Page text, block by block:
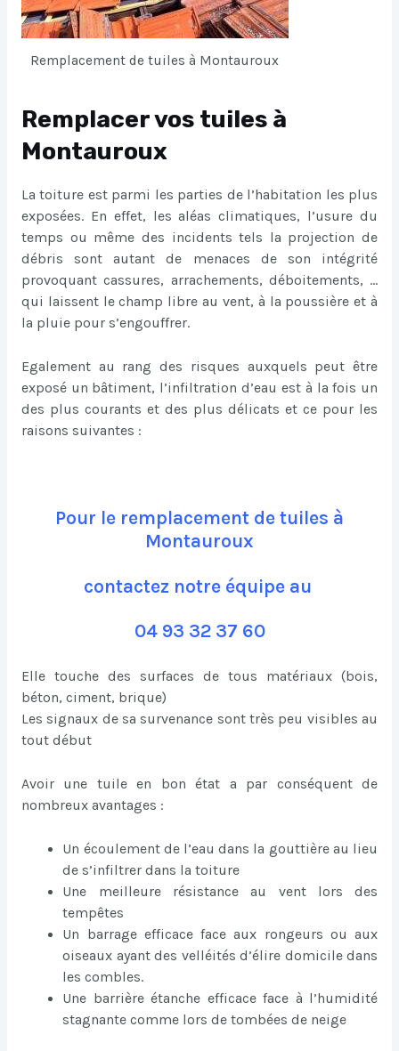
Remplacement de tuiles à Montauroux
Remplacer vos tuiles à
Montauroux
La toiture est parmi les parties de l’habitation les plus
exposées. En effet, les aléas climatiques, l’usure du
temps ou même des incidents tels la projection de
débris sont autant de menaces de son intégrité
provoquant cassures, arrachements, déboitements, …
qui laissent le champ libre au vent, à la poussière et à
la pluie pour s’engouffrer.
Egalement au rang des risques auxquels peut être
exposé un bâtiment, l’infiltration d’eau est à la fois un
des plus courants et des plus délicats et ce pour les
raisons suivantes :
Pour le remplacement de tuiles à
Montauroux
contactez notre équipe au
04 93 32 37 60
Elle touche des surfaces de tous matériaux (bois,
béton, ciment, brique)
Les signaux de sa survenance sont très peu visibles au
tout début
Avoir une tuile en bon état a par conséquent de
nombreux avantages :
Un écoulement de l’eau dans la gouttière au lieu
de s’infiltrer dans la toiture
Une meilleure résistance au vent lors des
tempêtes
Un barrage efficace face aux rongeurs ou aux
oiseaux ayant des velléités d’élire domicile dans
les combles.
Une barrière étanche efficace face à l’humidité
stagnante comme lors de tombées de neige